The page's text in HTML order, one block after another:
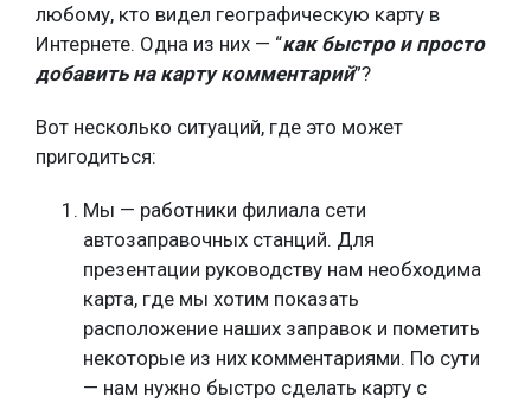
любому, кто видел географическую карту в
Интернете. Одна из них — “как быстро и просто
добавить на карту комментарий”?
Вот несколько ситуаций, где это может
пригодиться:
Мы — работники филиала сети
автозаправочных станций. Для
презентации руководству нам необходима
карта, где мы хотим показать
расположение наших заправок и пометить
некоторые из них комментариями. По сути
— нам нужно быстро сделать карту с